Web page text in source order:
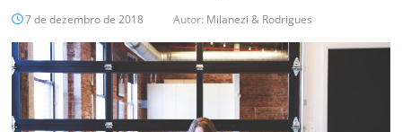
7 de dezembro de 2018 Autor: Milanezi & Rodrigues